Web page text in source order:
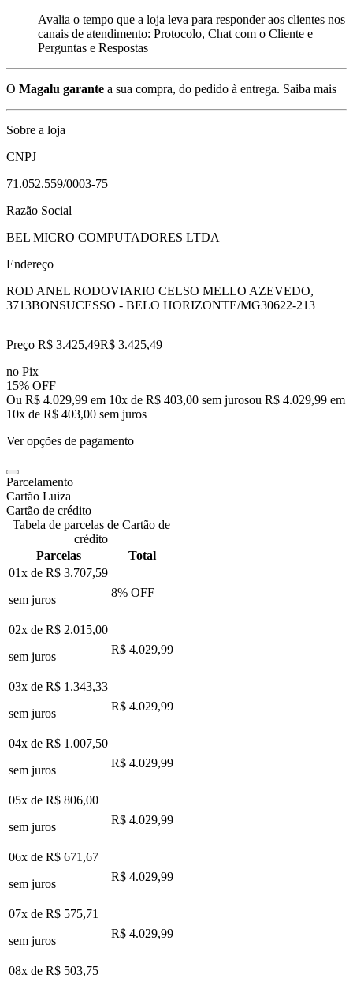
Avalia o tempo que a loja leva para responder aos clientes nos
canais de atendimento: Protocolo, Chat com o Cliente e
Perguntas e Respostas
O Magalu garante a sua compra, do pedido à entrega. Saiba mais
Sobre a loja
CNPJ
71.052.559/0003-75
Razão Social
BEL MICRO COMPUTADORES LTDA
Endereço
ROD ANEL RODOVIARIO CELSO MELLO AZEVEDO,
3713BONSUCESSO - BELO HORIZONTE/MG30622-213
Preço R$ 3.425,49R$ 3.425,49
no Pix
15% OFF
Ou R$ 4.029,99 em 10x de R$ 403,00 sem jurosou R$ 4.029,99 em
10x de R$ 403,00 sem juros
Ver opções de pagamento
Parcelamento
Cartão Luiza
Cartão de crédito
Tabela de parcelas de Cartão de
crédito
Parcelas
Total
01x de R$ 3.707,59
sem juros
8% OFF
02x de R$ 2.015,00
sem juros
R$ 4.029,99
03x de R$ 1.343,33
sem juros
R$ 4.029,99
04x de R$ 1.007,50
sem juros
R$ 4.029,99
05x de R$ 806,00
sem juros
R$ 4.029,99
06x de R$ 671,67
sem juros
R$ 4.029,99
07x de R$ 575,71
sem juros
R$ 4.029,99
08x de R$ 503,75